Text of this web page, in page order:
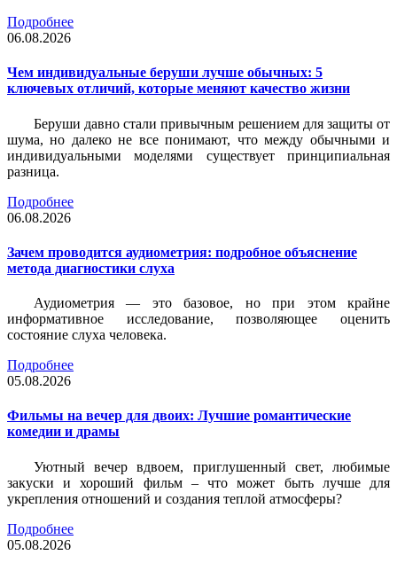
Подробнее
06.08.2026
Чем индивидуальные беруши лучше обычных: 5
ключевых отличий, которые меняют качество жизни
Беруши давно стали привычным решением для защиты от
шума, но далеко не все понимают, что между обычными и
индивидуальными моделями существует принципиальная
разница.
Подробнее
06.08.2026
Зачем проводится аудиометрия: подробное объяснение
метода диагностики слуха
Аудиометрия — это базовое, но при этом крайне
информативное исследование, позволяющее оценить
состояние слуха человека.
Подробнее
05.08.2026
Фильмы на вечер для двоих: Лучшие романтические
комедии и драмы
Уютный вечер вдвоем, приглушенный свет, любимые
закуски и хороший фильм – что может быть лучше для
укрепления отношений и создания теплой атмосферы?
Подробнее
05.08.2026